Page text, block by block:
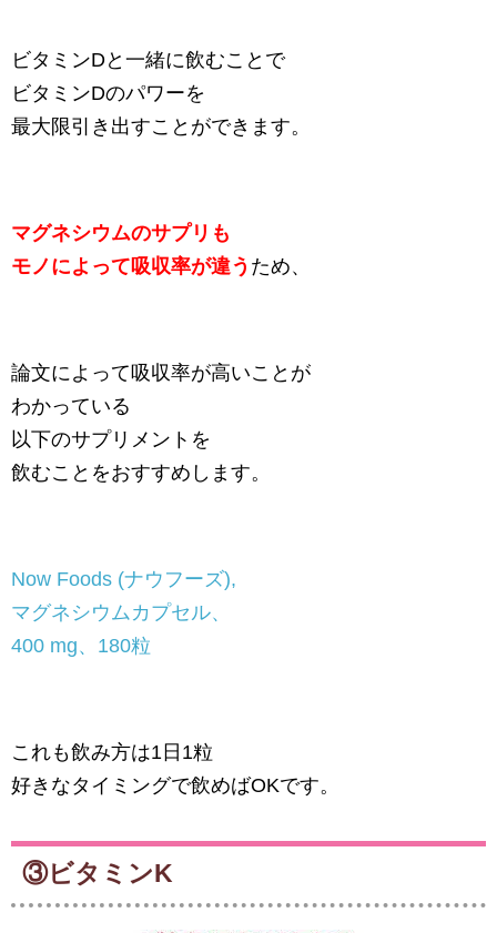
ビタミンDと一緒に飲むことで
ビタミンDのパワーを
最大限引き出すことができます。
マグネシウムのサプリも
モノによって吸収率が違う ため、
論文によって吸収率が高いことが
わかっている
以下のサプリメントを
飲むことをおすすめします。
Now Foods (ナウフーズ),
マグネシウムカプセル、
400 mg、180粒
これも飲み方は1日1粒
好きなタイミングで飲めばOKです。
③ビタミンK